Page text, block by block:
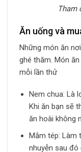
Tham
Ăn uống và
Những món ăn
ghé thăm. Món
mỗi lần thử
Nem chua: Là
Khi ăn bạn sẽ
ăn hoài không
Mắm tép: Làm
nhuyễn sau đó